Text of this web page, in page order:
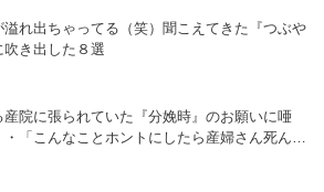
溢れ出ちゃってる（笑）聞こえてきた『つぶや
吹き出した８選
産院に張られていた『分娩時』のお願いに唖
・「こんなことホントにしたら産婦さん死んじ